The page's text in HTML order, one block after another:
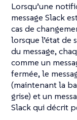
Lorsqu’une
message Slack
cas de
lorsque l’état de
du message,
comme un
fermée, le
(maintenant la
grise) et un
Slack qui décrit